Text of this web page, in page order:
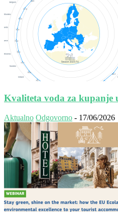
Kvaliteta voda za kupanje
Aktualno Odgovorno - 17/06/2026